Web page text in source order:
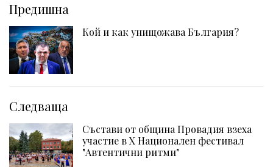
Предишна
Кой и как унищожава България?
Следваща
Състави от община Провадия взеха
участие в Х Национален фестивал
"Автентични ритми"